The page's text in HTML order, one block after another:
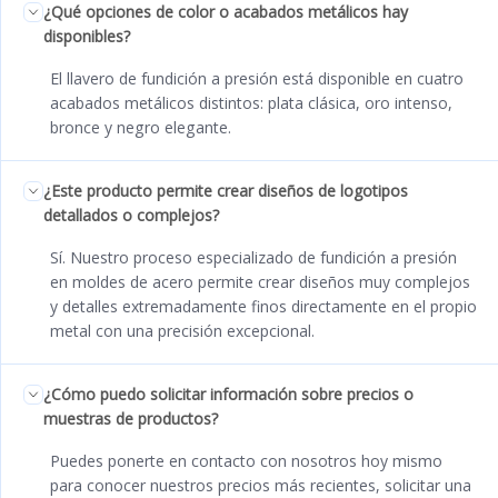
¿Qué opciones de color o acabados metálicos hay
disponibles?
El llavero de fundición a presión está disponible en cuatro
acabados metálicos distintos: plata clásica, oro intenso,
bronce y negro elegante.
¿Este producto permite crear diseños de logotipos
detallados o complejos?
Sí. Nuestro proceso especializado de fundición a presión
en moldes de acero permite crear diseños muy complejos
y detalles extremadamente finos directamente en el propio
metal con una precisión excepcional.
¿Cómo puedo solicitar información sobre precios o
muestras de productos?
Puedes ponerte en contacto con nosotros hoy mismo
para conocer nuestros precios más recientes, solicitar una